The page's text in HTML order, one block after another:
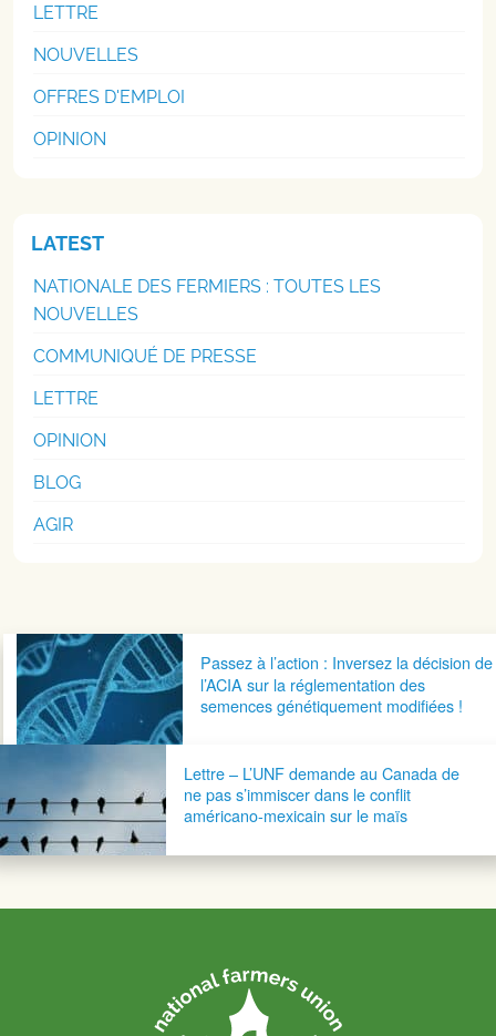
LETTRE
NOUVELLES
OFFRES D'EMPLOI
OPINION
LATEST
NATIONALE DES FERMIERS : TOUTES LES
NOUVELLES
COMMUNIQUÉ DE PRESSE
LETTRE
OPINION
BLOG
AGIR
Navigation postalePassez à l’action : Inversez la décision de
l’ACIA sur la réglementation des
semences génétiquement modifiées !
Lettre – L’UNF demande au Canada de
ne pas s’immiscer dans le conflit
américano-mexicain sur le maïs